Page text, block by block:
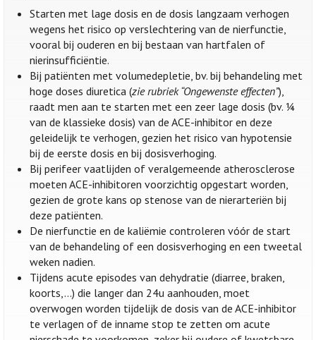
Starten met lage dosis en de dosis langzaam verhogen
wegens het risico op verslechtering van de nierfunctie,
vooral bij ouderen en bij bestaan van hartfalen of
nierinsufficiëntie.
Bij patiënten met volumedepletie, bv. bij behandeling met
hoge doses diuretica (zie rubriek “Ongewenste effecten”),
raadt men aan te starten met een zeer lage dosis (bv. ¼
van de klassieke dosis) van de ACE-inhibitor en deze
geleidelijk te verhogen, gezien het risico van hypotensie
bij de eerste dosis en bij dosisverhoging.
Bij perifeer vaatlijden of veralgemeende atherosclerose
moeten ACE-inhibitoren voorzichtig opgestart worden,
gezien de grote kans op stenose van de nierarteriën bij
deze patiënten.
De nierfunctie en de kaliëmie controleren vóór de start
van de behandeling of een dosisverhoging en een tweetal
weken nadien.
Tijdens acute episodes van dehydratie (diarree, braken,
koorts,…) die langer dan 24u aanhouden, moet
overwogen worden tijdelijk de dosis van de ACE-inhibitor
te verlagen of de inname stop te zetten om acute